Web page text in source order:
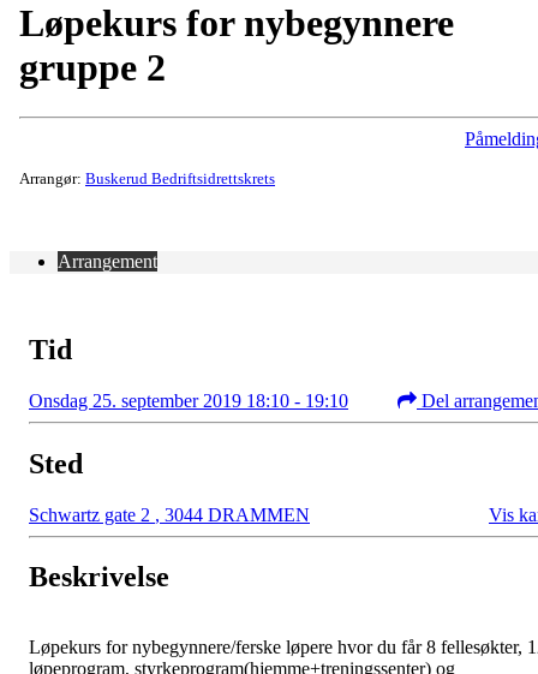
Løpekurs for nybegynnere
gruppe 2
Arrangør: Buskerud Bedriftsidrettskrets
Arrangement
Tid
Onsdag 25. september 2019 18:10 - 19:10 Del
Sted
Schwartz gate 2 , 3044 DRAMMEN Vis
Beskrivelse
Løpekurs for nybegynnere/ferske løpere hvor du får 8 fellesøkter,
løpeprogram, styrkeprogram(hjemme+treningssenter) og